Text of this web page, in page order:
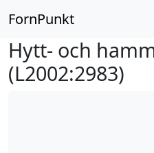
FornPunkt
Hytt- och
(L2002:2983)